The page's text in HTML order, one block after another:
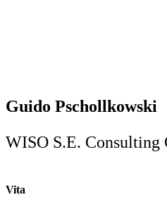
Guido Pschollkowski
WISO S.E. Consulting
Vita